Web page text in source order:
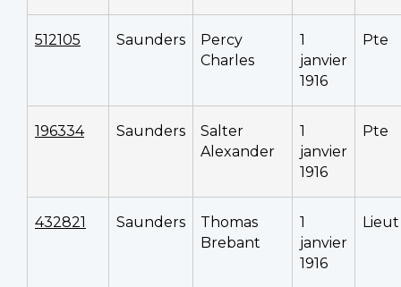
512105 Saunders
Percy
Charles
1
janvier
1916
Pte
196334 Saunders
Salter
Alexander
1
janvier
1916
Pte
432821 Saunders
Thomas
Brebant
1
janvier
1916
Lieut